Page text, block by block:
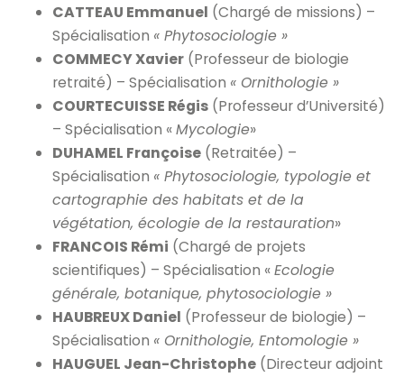
CATTEAU Emmanuel (Chargé de missions) –
Spécialisation « Phytosociologie »
COMMECY Xavier (Professeur de biologie
retraité) – Spécialisation « Ornithologie »
COURTECUISSE Régis (Professeur d’Université)
– Spécialisation «Mycologie»
DUHAMEL Françoise (Retraitée) –
Spécialisation « Phytosociologie, typologie et
cartographie des habitats et de la
végétation, écologie de la restauration»
FRANCOIS Rémi (Chargé de projets
scientifiques) – Spécialisation «Ecologie
générale, botanique, phytosociologie »
HAUBREUX Daniel (Professeur de biologie) –
Spécialisation « Ornithologie, Entomologie »
HAUGUEL Jean-Christophe (Directeur adjoint